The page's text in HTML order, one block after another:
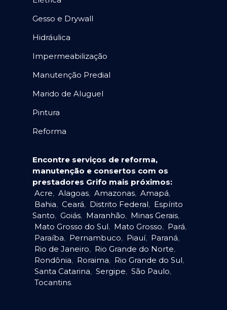
Gesso e Drywall
Hidráulica
Impermeabilização
Manutenção Predial
Marido de Aluguel
Pintura
Reforma
Encontre serviços de reforma,
manutenção e consertos com os
prestadores Grifo mais próximos:
Acre, Alagoas, Amazonas, Amapá,
Bahia, Ceará, Distrito Federal, Espírito
Santo, Goiás, Maranhão, Minas Gerais,
Mato Grosso do Sul, Mato Grosso, Pará,
Paraíba, Pernambuco, Piauí, Paraná,
Rio de Janeiro, Rio Grande do Norte,
Rondônia, Roraima, Rio Grande do Sul,
Santa Catarina, Sergipe, São Paulo,
Tocantins.